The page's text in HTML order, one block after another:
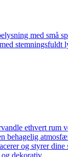
med små
stemningsfuldt
ethvert rum
behagelig
og styrer dine